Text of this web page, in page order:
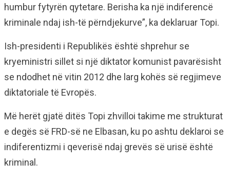
humbur fytyrën qytetare. Berisha ka një indiferencë
kriminale ndaj ish-të përndjekurve”, ka deklaruar Topi.
Ish-presidenti i Republikës është shprehur se
kryeministri sillet si një diktator komunist pavarësisht
se ndodhet në vitin 2012 dhe larg kohës së regjimeve
diktatoriale të Evropës.
Më herët gjatë ditës Topi zhvilloi takime me strukturat
e degës së FRD-së ne Elbasan, ku po ashtu deklaroi se
indiferentizmi i qeverisë ndaj grevës së urisë është
kriminal.